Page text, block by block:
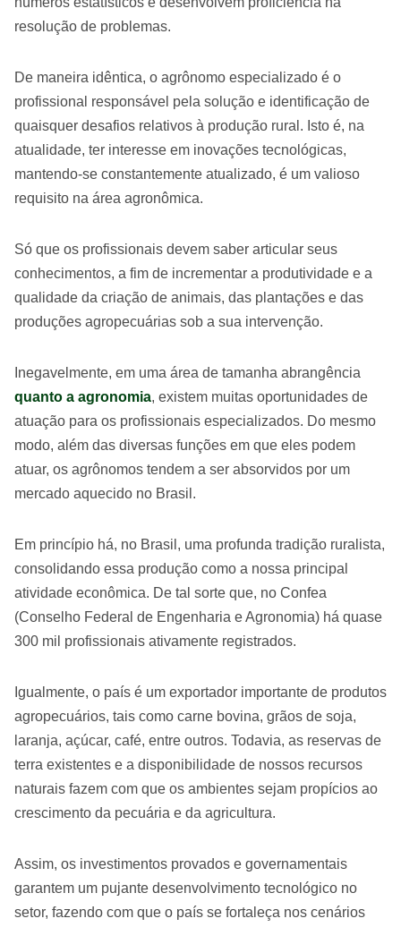
resolução de problemas.
De maneira idêntica, o agrônomo especializado é o
profissional responsável pela solução e identificação de
quaisquer desafios relativos à produção rural. Isto é, na
atualidade, ter interesse em inovações tecnológicas,
mantendo-se constantemente atualizado, é um valioso
requisito na área agronômica.
Só que os profissionais devem saber articular seus
conhecimentos, a fim de incrementar a produtividade e a
qualidade da criação de animais, das plantações e das
produções agropecuárias sob a sua intervenção.
Inegavelmente, em uma área de tamanha abrangência
quanto a agronomia, existem muitas oportunidades de
atuação para os profissionais especializados. Do mesmo
modo, além das diversas funções em que eles podem
atuar, os agrônomos tendem a ser absorvidos por um
mercado aquecido no Brasil.
Em princípio há, no Brasil, uma profunda tradição ruralista,
consolidando essa produção como a nossa principal
atividade econômica. De tal sorte que, no Confea
(Conselho Federal de Engenharia e Agronomia) há quase
300 mil profissionais ativamente registrados.
Igualmente, o país é um exportador importante de produtos
agropecuários, tais como carne bovina, grãos de soja,
laranja, açúcar, café, entre outros. Todavia, as reservas de
terra existentes e a disponibilidade de nossos recursos
naturais fazem com que os ambientes sejam propícios ao
crescimento da pecuária e da agricultura.
Assim, os investimentos provados e governamentais
garantem um pujante desenvolvimento tecnológico no
setor, fazendo com que o país se fortaleça nos cenários